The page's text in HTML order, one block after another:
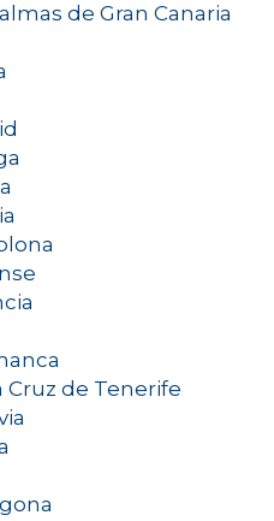
de Gran Canaria
Cruz de Tenerife